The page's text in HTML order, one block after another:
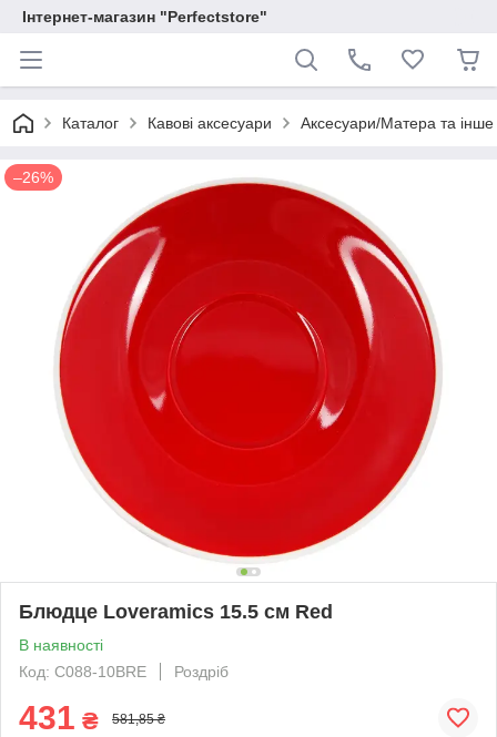
Інтернет-магазин "Perfectstore"
Каталог Кавові аксесуари Аксесуари/Матера та інше
–26%
Блюдце Loveramics 15.5 см Red
В наявності
Код: C088-10BRE
Роздріб
431 ₴ 581,85 ₴